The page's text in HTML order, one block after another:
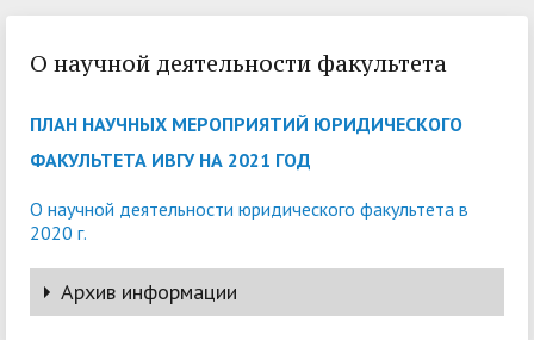
О научной деятельности факультета
ПЛАН НАУЧНЫХ МЕРОПРИЯТИЙ ЮРИДИЧЕСКОГО
ФАКУЛЬТЕТА ИВГУ НА 2021 ГОД
О научной деятельности юридического факультета в
2020 г.
Архив информации